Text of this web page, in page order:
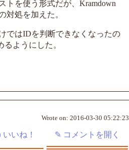
トを使う形式だが、Kramdown
対処を加えた。
ではIDを判断できなくなったの
るようにした。
Wrote on: 2016-03-30 05:22:23